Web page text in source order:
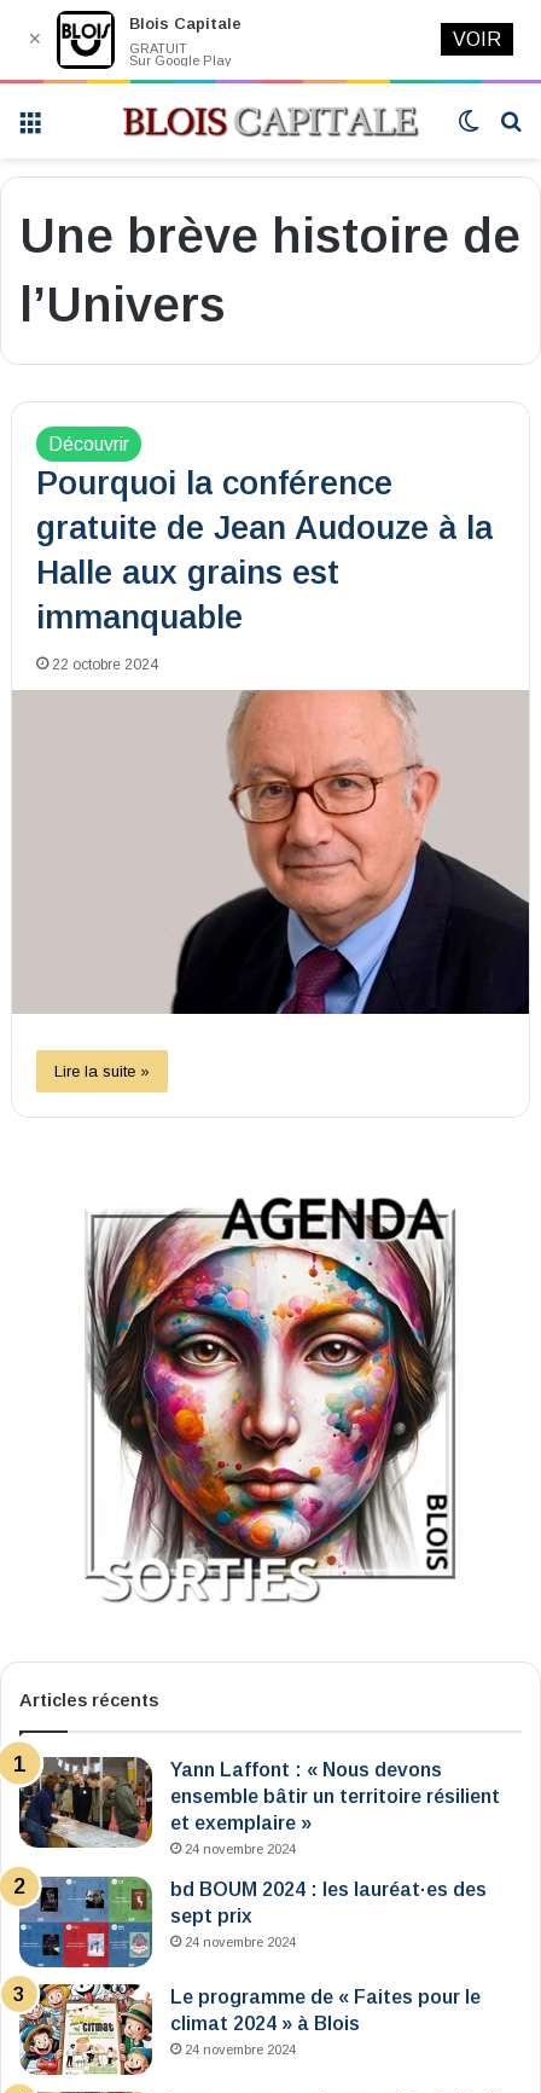
Switch
Une brève histoire de
l’Univers
Découvrir
Pourquoi la conférence
gratuite de Jean Audouze à la
Halle aux grains est
immanquable
22 octobre 2024
Lire la suite »
Articles récents
Yann Laffont : « Nous devons
ensemble bâtir un territoire résilient
et exemplaire »
24 novembre 2024
bd BOUM 2024 : les lauréat·es des
sept prix
24 novembre 2024
Le programme de « Faites pour le
climat 2024 » à Blois
24 novembre 2024
✕
Blois Capitale
GRATUIT
Sur Google Play
VOIR